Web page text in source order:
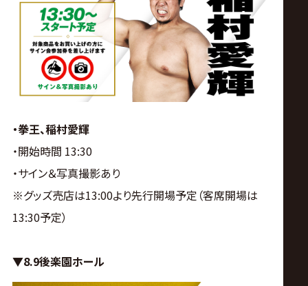
・拳王、稲村愛輝
・開始時間 13:30
・サイン＆写真撮影あり
※グッズ売店は13:00より先行開場予定（客席開場は
13:30予定）
▼8.9後楽園ホール